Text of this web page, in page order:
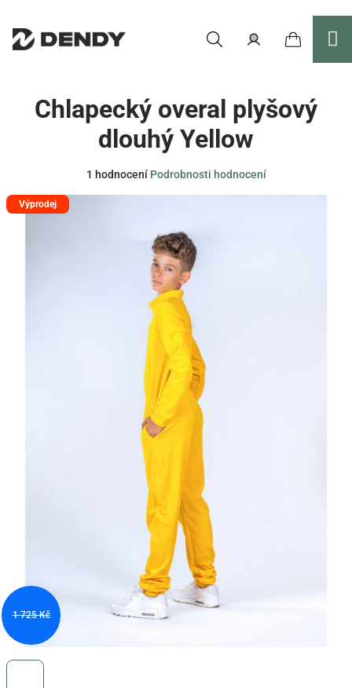
obsah
Nákupní
košík
Chlapecký overal plyšový
dlouhý Yellow
Průměrné
1 hodnocení Podrobnosti hodnocení
Výprodej
1 725 Kč